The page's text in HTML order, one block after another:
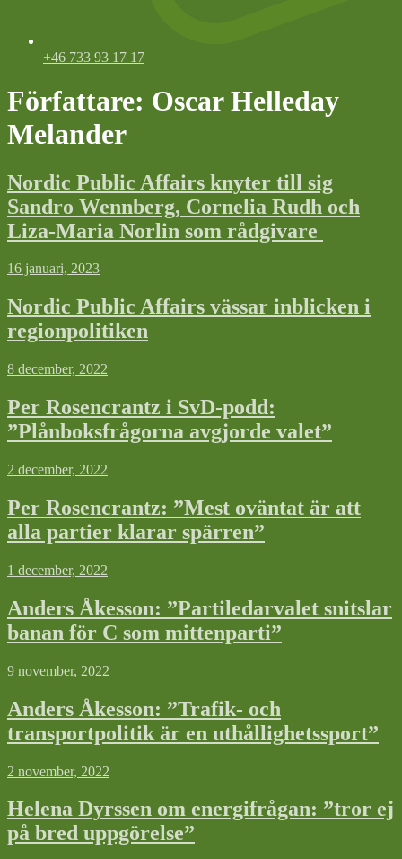
+46 733 93 17 17
Författare: Oscar Helleday
Melander
Nordic Public Affairs knyter till sig
Sandro Wennberg, Cornelia Rudh och
Liza-Maria Norlin som rådgivare
16 januari, 2023
Nordic Public Affairs vässar inblicken i
regionpolitiken
8 december, 2022
Per Rosencrantz i SvD-podd:
”Plånboksfrågorna avgjorde valet”
2 december, 2022
Per Rosencrantz: ”Mest oväntat är att
alla partier klarar spärren”
1 december, 2022
Anders Åkesson: ”Partiledarvalet snitslar
banan för C som mittenparti”
9 november, 2022
Anders Åkesson: ”Trafik- och
transportpolitik är en uthållighetssport”
2 november, 2022
Helena Dyrssen om energifrågan: ”tror ej
på bred uppgörelse”